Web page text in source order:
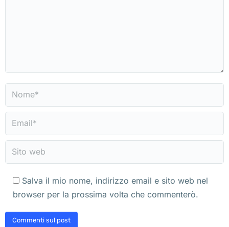
Nome *
Email *
Sito web
Salva il mio nome, indirizzo email e sito web nel
browser per la prossima volta che commenterò.
Commenti sul post